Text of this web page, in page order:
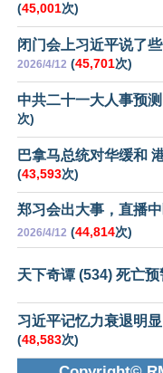
(45,001次)
闭门会上习近平说了
2026/4/12 (45,701次)
中共二十一大人事预
次)
巴拿马总统对华缓和
(43,593次)
郑习会出大事，直播
2026/4/12 (44,814次)
天下奇谭 (534) 死亡预
习近平记忆力衰退明
(48,583次)